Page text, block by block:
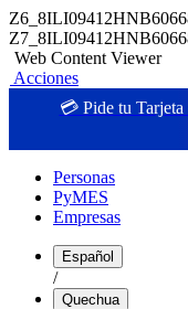
Web Content Viewer
Acciones
💳 Pide tu
Personas
PyMES
Empresas
Español
/
Quechua